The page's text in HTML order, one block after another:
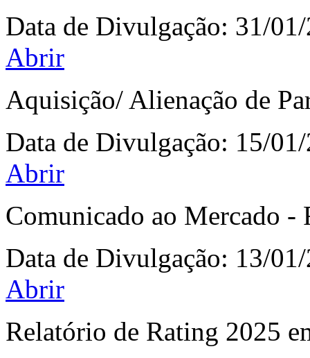
Data de Divulgação: 31/
Abrir
Aquisição/ Alienação de
Data de Divulgação: 15/
Abrir
Comunicado ao Mercado -
Data de Divulgação: 13/
Abrir
Relatório de Rating 2025